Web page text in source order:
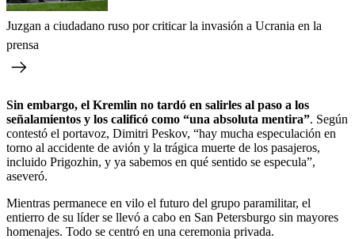
Juzgan a ciudadano ruso por criticar la invasión a Ucrania en la
prensa
Sin embargo, el Kremlin no tardó en salirles al paso a los
señalamientos y los calificó como “una absoluta mentira”. Según
contestó el portavoz, Dimitri Peskov, “hay mucha especulación en
torno al accidente de avión y la trágica muerte de los pasajeros,
incluido Prigozhin, y ya sabemos en qué sentido se especula”,
aseveró.
Mientras permanece en vilo el futuro del grupo paramilitar, el
entierro de su líder se llevó a cabo en San Petersburgo sin mayores
homenajes. Todo se centró en una ceremonia privada.